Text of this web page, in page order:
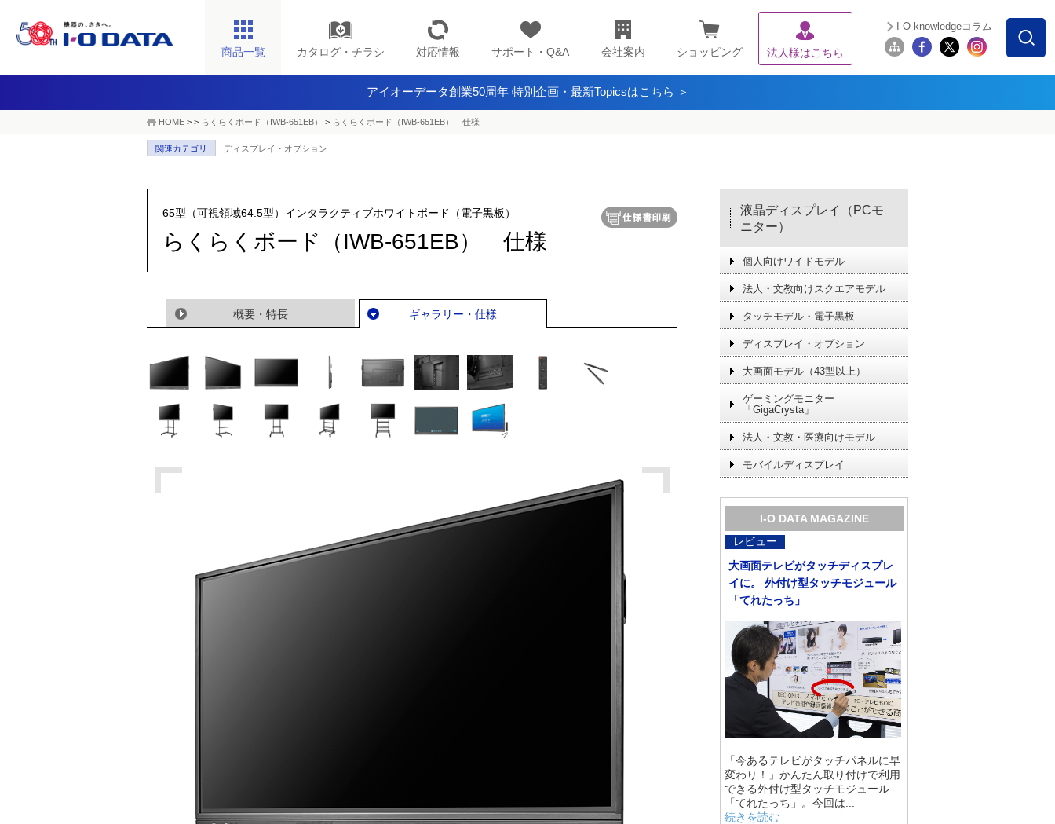
商品一覧 カタログ・チラシ 対応情報 サポート・Q&A 会社案内 ショッピング 法人様はこちら
I-O knowledgeコラム
アイオーデータ創業50周年 特別企画・最新Topicsはこちら ＞
HOME > > らくらくボード（IWB-651EB） > らくらくボード（IWB-651EB） 仕様
関連カテゴリ ディスプレイ・オプション
65型（可視領域64.5型）インタラクティブホワイトボード（電子黒板）
らくらくボード（IWB-651EB） 仕様
概要・特長 ギャラリー・仕様
液晶ディスプレイ（PCモ
ニター）
個人向けワイドモデル
法人・文教向けスクエアモデル
タッチモデル・電子黒板
ディスプレイ・オプション
大画面モデル（43型以上）
ゲーミングモニター
「GigaCrysta」
法人・文教・医療向けモデル
モバイルディスプレイ
I-O DATA MAGAZINE
レビュー
大画面テレビがタッチディスプレ
イに。 外付け型タッチモジュール
「てれたっち」
「今あるテレビがタッチパネルに早
変わり！」かんたん取り付けで利用
できる外付け型タッチモジュール
「てれたっち」。今回は...
続きを読む